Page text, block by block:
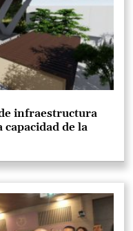
infraestructura
de la